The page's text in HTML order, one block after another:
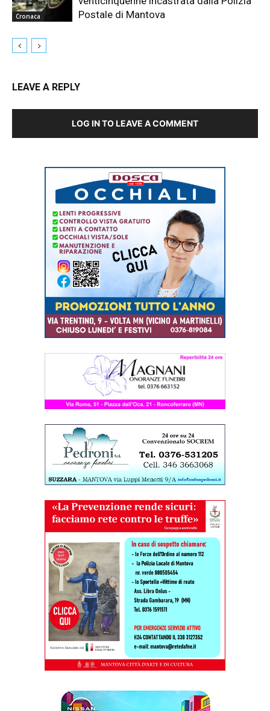
Cronaca
Postale di Mantova
LEAVE A REPLY
LOG IN TO LEAVE A COMMENT